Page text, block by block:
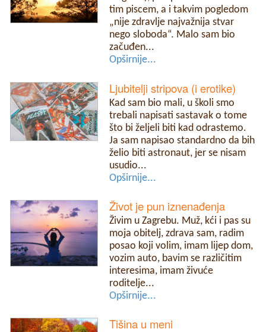
tim piscem, a i takvim pogledom
„nije zdravlje najvažnija stvar
nego sloboda“. Malo sam bio
začuđen...
Opširnije...
Ljubitelji stripova (i erotike)
Kad sam bio mali, u školi smo
trebali napisati sastavak o tome
što bi željeli biti kad odrastemo.
Ja sam napisao standardno da bih
želio biti astronaut, jer se nisam
usudio...
Opširnije...
Život je pun iznenađenja
Živim u Zagrebu. Muž, kći i pas su
moja obitelj, zdrava sam, radim
posao koji volim, imam lijep dom,
vozim auto, bavim se različitim
interesima, imam živuće
roditelje...
Opširnije...
Tišina u meni